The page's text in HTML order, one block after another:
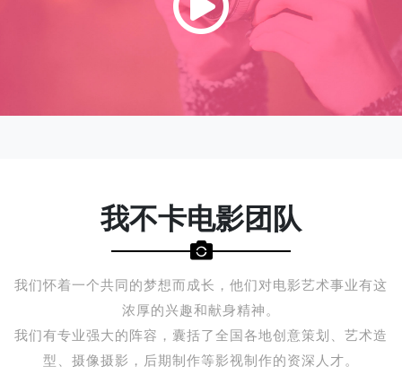
我不卡电影团队
我们怀着一个共同的梦想而成长，他们对电影艺术事业有这
浓厚的兴趣和献身精神。
我们有专业强大的阵容，囊括了全国各地创意策划、艺术造
型、摄像摄影，后期制作等影视制作的资深人才。